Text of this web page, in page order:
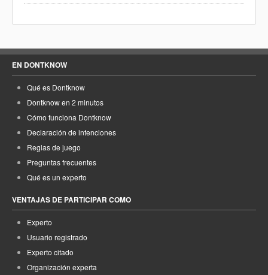
EN DONTKNOW
Qué es Dontknow
Dontknow en 2 minutos
Cómo funciona Dontknow
Declaración de intenciones
Reglas de juego
Preguntas frecuentes
Qué es un experto
VENTAJAS DE PARTICIPAR COMO
Experto
Usuario registrado
Experto citado
Organización experta